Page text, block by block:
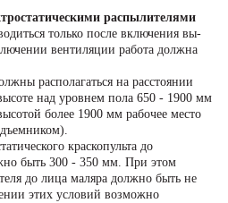
распылителями
только после включения вы­
вентиляции работа должна
располагаться на расстоянии
над уровнем пола 650 - 1900 мм
более 1900 мм рабочее место
краскопульта до
быть 300 - 350 мм. При этом
до ли­ца маляра должно быть не
этих усло­вий возможно